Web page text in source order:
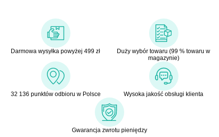
Darmowa wysyłka powyżej 499 zł
Duży wybór towaru (99 % towaru w
magazynie)
32 136 punktów odbioru w Polsce Wysoka jakość obsługi klienta
Gwarancja zwrotu pieniędzy